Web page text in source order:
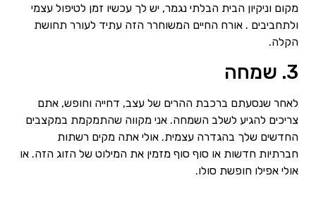
מקום וניקיון הבית הבלתי נגמר, יש לך עכשיו זמן לטיפול עצמי
ולתחביבים . אורח החיים המשוחרר הזה עתיד לעורר תחושת
הקלה.
3. שמחה
לאחר שנסעתם ברכבת ההרים של עצב, דחייה וחופש, אתם
צריכים להגיע לשלב השמחה. אני מקווה שהתמקמת במקצבים
החדשים שלך בהגדרה עצמית. אולי אתה מקים רשתות
חברתיות חדשות או סוף סוף מזמין את המילוט של הזוג הזה. או
אולי אפילו חופשת סולו.